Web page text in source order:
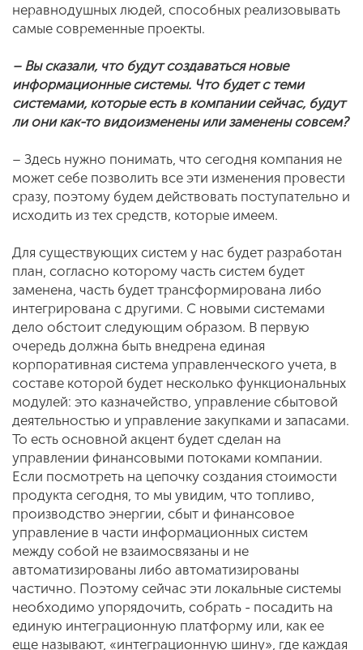
неравнодушных людей, способных реализовывать
самые современные проекты.
– Вы сказали, что будут создаваться новые
информационные системы. Что будет с теми
системами, которые есть в компании сейчас, будут
ли они как-то видоизменены или заменены совсем?
– Здесь нужно понимать, что сегодня компания не
может себе позволить все эти изменения провести
сразу, поэтому будем действовать поступательно и
исходить из тех средств, которые имеем.
Для существующих систем у нас будет разработан
план, согласно которому часть систем будет
заменена, часть будет трансформирована либо
интегрирована с другими. С новыми системами
дело обстоит следующим образом. В первую
очередь должна быть внедрена единая
корпоративная система управленческого учета, в
составе которой будет несколько функциональных
модулей: это казначейство, управление сбытовой
деятельностью и управление закупками и запасами.
То есть основной акцент будет сделан на
управлении финансовыми потоками компании.
Если посмотреть на цепочку создания стоимости
продукта сегодня, то мы увидим, что топливо,
производство энергии, сбыт и финансовое
управление в части информационных систем
между собой не взаимосвязаны и не
автоматизированы либо автоматизированы
частично. Поэтому сейчас эти локальные системы
необходимо упорядочить, собрать - посадить на
единую интеграционную платформу или, как ее
еще называют, «интеграционную шину», где каждая